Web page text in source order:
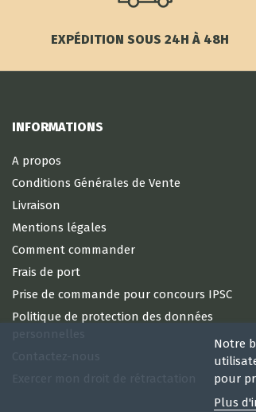
EXPÉDITION SOUS 24H À 48H
INFORMATIONS
A propos
Conditions Générales de Vente
Livraison
Mentions légales
Comment commander
Frais de port
Prise de commande pour concours IPSC
Politique de protection des données
Notre
pour
Plus